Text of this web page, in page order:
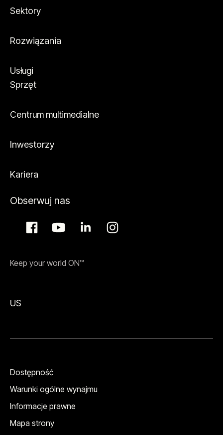
Sektory
Rozwiązania
Usługi
Sprzęt
Centrum multimedialne
Inwestorzy
Kariera
Obserwuj nas
Keep your world ON™
US
Dostępność
Warunki ogólne wynajmu
Informacje prawne
Mapa strony